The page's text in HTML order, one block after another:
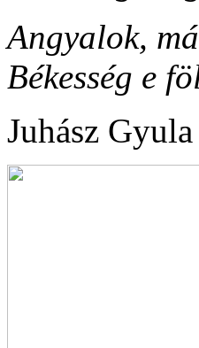
Angyalok,
Békesség e
Juhász Gyula